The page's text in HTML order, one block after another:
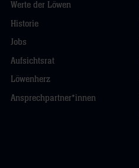
Werte der Löwen
Historie
Jobs
Aufsichtsrat
Löwenherz
Ansprechpartner*innen